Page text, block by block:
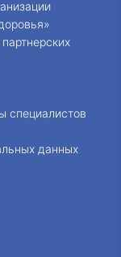
специалистов
данных